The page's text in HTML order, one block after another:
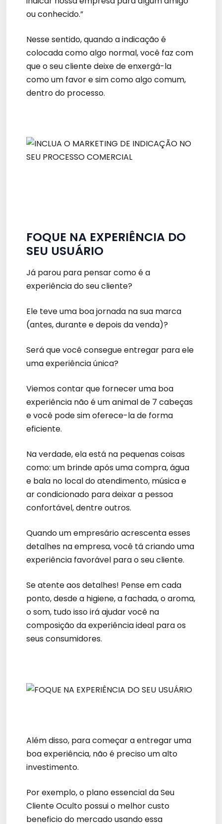
ou conhecido.”
Nesse sentido, quando a indicação é
colocada como algo normal, você faz com
que o seu cliente deixe de enxergá-la
como um favor e sim como algo comum,
dentro do processo.
FOQUE NA EXPERIÊNCIA DO
SEU USUÁRIO
Já parou para pensar como é a
experiência do seu cliente?
Ele teve uma boa jornada na sua marca
(antes, durante e depois da venda)?
Será que você consegue entregar para ele
uma experiência única?
Viemos contar que fornecer uma boa
experiência não é um animal de 7 cabeças
e você pode sim oferece-la de forma
eficiente.
Na verdade, ela está na pequenas coisas
como: um brinde após uma compra, água
e bala no local do atendimento, música e
ar condicionado para deixar a pessoa
confortável, dentre outros.
Quando um empresário acrescenta esses
detalhes na empresa, você tá criando uma
experiência favorável para o seu cliente.
Se atente aos detalhes! Pense em cada
ponto, desde a higiene, a fachada, o aroma,
o som, tudo isso irá ajudar você na
composição da experiência ideal para os
seus consumidores.
Além disso, para começar a entregar uma
boa experiência, não é preciso um alto
investimento.
Por exemplo, o plano essencial da Seu
Cliente Oculto possui o melhor custo
beneficio do mercado usando essa